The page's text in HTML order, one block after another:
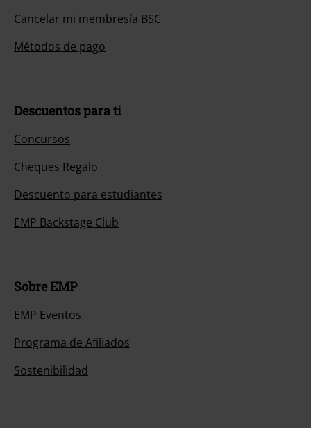
Cancelar mi membresía BSC
Métodos de pago
Descuentos para ti
Concursos
Cheques Regalo
Descuento para estudiantes
EMP Backstage Club
Sobre EMP
EMP Eventos
Programa de Afiliados
Sostenibilidad